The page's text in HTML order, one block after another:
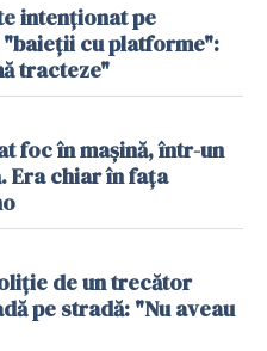
intenționat pe
"baieții cu platforme":
tracteze"
foc în mașină, într-un
Era chiar în fața
de un trecător
pe stradă: "Nu aveau